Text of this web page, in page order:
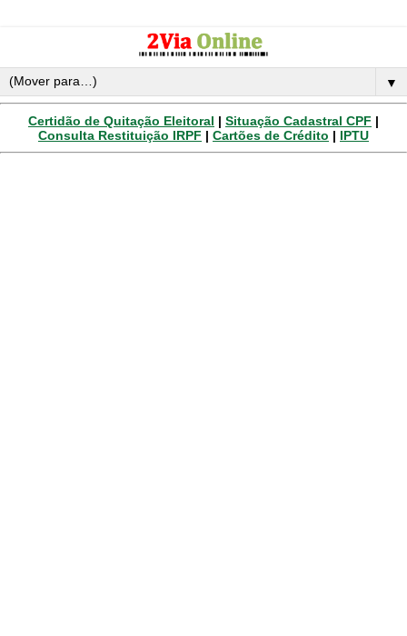
▼
Certidão de Quitação Eleitoral | Situação Cadastral CPF |
Consulta Restituição IRPF | Cartões de Crédito | IPTU